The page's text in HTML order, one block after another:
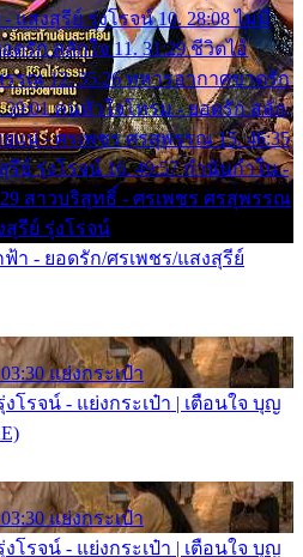
แสงสุรีย์ รุ่งโรจน์ 10. 28:08 ไม่มี
ดรัก สลักใจ 11. 31:29 ชีวิตไอ้
รณ 12. 35:26 ทหารอากาศขาดรัก
39:01 คนหัวใจโทรม - ยอดรัก สลัก
ยแน่ - ศรเพชร ศรสุพรรณ 15. 46:35
ย์ รุ่งโรจน์ 16. 49:57 กำนันกำใน -
สาวบริสุทธิ์ - ศรเพชร ศรสุพรรณ
สุรีย์ รุ่งโรจน์
า - ยอดรัก/ศรเพชร/แสงสุรีย์
แย่งกระเป๋า
โรจน์ - แย่งกระเป๋า | เตือนใจ บุญ
แย่งกระเป๋า
โรจน์ - แย่งกระเป๋า | เตือนใจ บุญ